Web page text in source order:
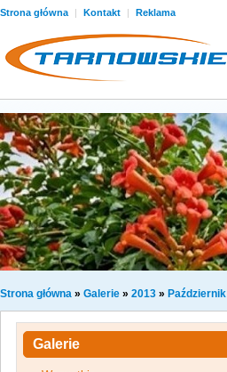
Strona główna | Kontakt | Reklama
Strona główna » Galerie » 2013 » Październik
Galerie